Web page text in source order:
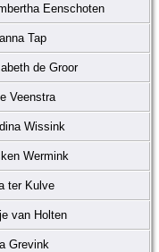
Eenschoten
Tap
de Groor
Veenstra
Wissink
Wermink
ter Kulve
van Holten
Grevink